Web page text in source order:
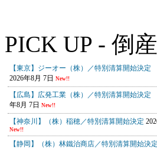
PICK UP - 倒産